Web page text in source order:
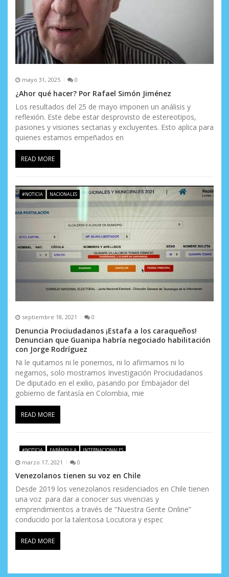
s
mayo 31, 2025 0
¿Ahor qué hacer? Por Rafael Simón Jiménez
Los resultados del 25 de mayo imponen un análisis y
reflexión. Este debe estar desprovisto de estereotipos,
pasiones y visiones sectarias y excluyentes. Esto aplica para
quienes estamos empeñados en
READ MORE
#NOTICIA NACIONALES
septiembre 18, 2021 0
Denuncia Prociudadanos ¡Estafa a los caraqueños!
Denuncian que Guanipa habría negociado habilitación
con Jorge Rodríguez
Ni le quitamos ni le ponemos, ni lo afirmamos ni lo
negamos, solo mostramos Investigación Prociudadanos
De diputado en el exilio, pasando por Embajador del
gobierno de fantasía en Colombia, mie
READ MORE
#NOTICIA FARÁNDULA INTERNACIONALES
marzo 17, 2021 0
Venezolanos tienen su voz en Chile
Desde 2019 los venezolanos residenciados en Chile tienen
una voz para dar a conocer sus vivencias y
emprendimientos a través de “Nuestra Gente Online”
conducido por la talentosa Locutora y espec
READ MORE